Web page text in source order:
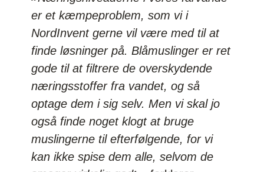
er et kæmpeproblem, som vi i
NordInvent gerne vil være med til at
finde løsninger på. Blåmuslinger er ret
gode til at filtrere de overskydende
næringsstoffer fra vandet, og så
optage dem i sig selv. Men vi skal jo
også finde noget klogt at bruge
muslingerne til efterfølgende, for vi
kan ikke spise dem alle, selvom de